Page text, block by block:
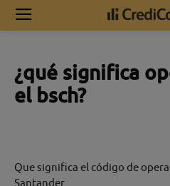
Inicio ¿qué significa operación 71 en
¿qué significa
el bsch?
Que significa el código de
Santander